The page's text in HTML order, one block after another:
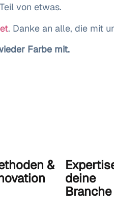
von etwas.
. Danke an alle, die mit
Farbe mit.
&
deine
Branche